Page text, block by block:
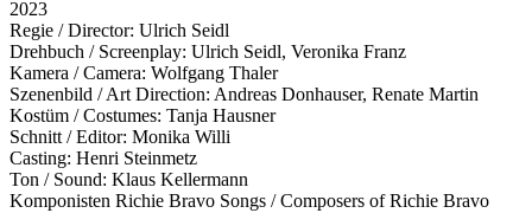
2023
Regie / Director: Ulrich Seidl
Drehbuch / Screenplay: Ulrich Seidl, Veronika Franz
Kamera / Camera: Wolfgang Thaler
Szenenbild / Art Direction: Andreas Donhauser, Renate Martin
Kostüm / Costumes: Tanja Hausner
Schnitt / Editor: Monika Willi
Casting: Henri Steinmetz
Ton / Sound: Klaus Kellermann
Komponisten Richie Bravo Songs / Composers of Richie Bravo